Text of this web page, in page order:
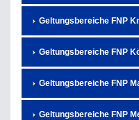
Geltungsbereiche FNP
Geltungsbereiche FNP
Geltungsbereiche FNP
Geltungsbereiche FNP